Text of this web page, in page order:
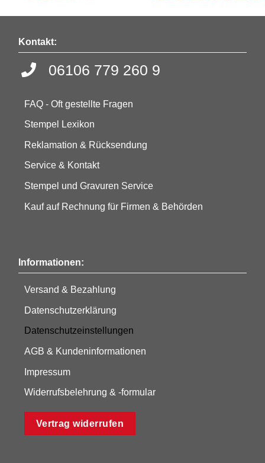
Kontakt:
06106 779 260 9
FAQ - Oft gestellte Fragen
Stempel Lexikon
Reklamation & Rücksendung
Service & Kontakt
Stempel und Gravuren Service
Kauf auf Rechnung für Firmen & Behörden
Informationen:
Versand & Bezahlung
Datenschutzerklärung
Datenschutzeinstellungen
AGB & Kundeninformationen
Impressum
Widerrufsbelehrung & -formular
Vertrag widerrufen